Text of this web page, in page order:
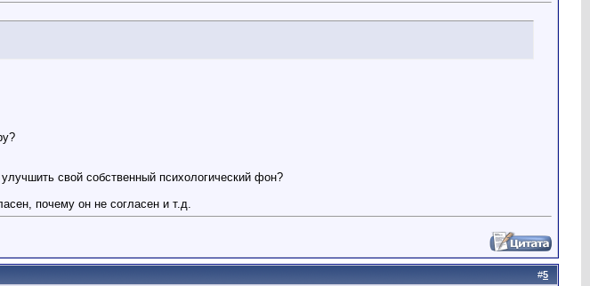
свой собственный психологический фон?
почему он не согласен и т.д.
#5